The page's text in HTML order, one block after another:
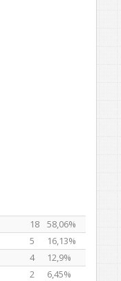
18
58,06%
5
16,13%
4
12,9%
2
6,45%